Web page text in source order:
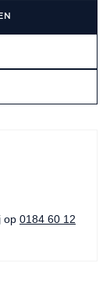
op 0184 60 12